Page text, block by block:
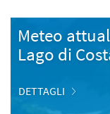
Meteo
Lago di
DETTAGLI